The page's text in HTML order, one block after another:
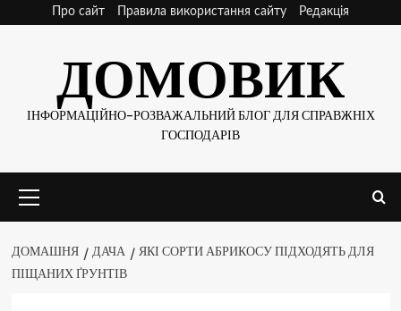
Про сайт Правила використання сайту Редакція
ДОМОВИК
ІНФОРМАЦІЙНО-РОЗВАЖАЛЬНИЙ БЛОГ ДЛЯ СПРАВЖНІХ
ГОСПОДАРІВ
меню
ДОМАШНЯ ДАЧА
ЯКІ СОРТИ АБРИКОСУ ПІДХОДЯТЬ ДЛЯ
ПІЩАНИХ ҐРУНТІВ